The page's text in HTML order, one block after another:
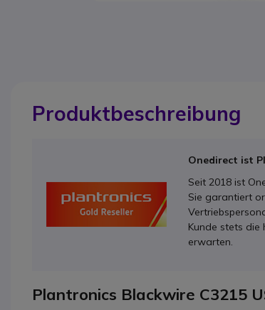
Produktbeschreibung
Onedirect ist
Seit 2018 ist
Sie garantiert
Kunde stets die
erwarten.
Plantronics Blackwire C3215